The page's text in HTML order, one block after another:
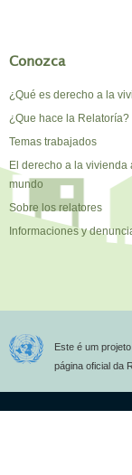
Conozca
¿Qué es derecho a la
¿Que hace la Relatoría?
Temas trabajados
El derecho a la vivienda
mundo
Sobre los relatores
Informaciones y
Este é um
página oficial da